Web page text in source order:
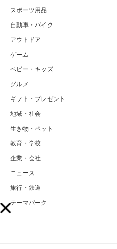
スポーツ用品
自動車・バイク
アウトドア
ゲーム
ベビー・キッズ
グルメ
ギフト・プレゼント
地域・社会
生き物・ペット
教育・学校
企業・会社
ニュース
旅行・鉄道
テーマパーク